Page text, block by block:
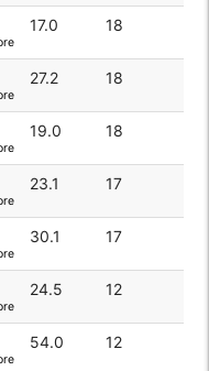
17.0 18
27.2 18
19.0 18
23.1 17
30.1 17
24.5 12
54.0 12